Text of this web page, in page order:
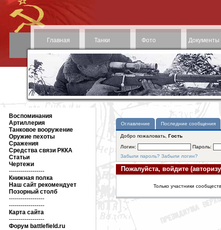
Главная Танки Фото Документы
Воспоминания
Артиллерия
Танковое вооружение
Оружие пехоты
Сражения
Средства связи РККА
Статьи
Чертежи
------------------
Книжная полка
Наш сайт рекомендует
Позорный столб
------------------
------------------
Карта сайта
------------------
Форум battlefield.ru
Оглавление Последние сообщения
Добро пожаловать, Гость
Логин:
Пароль:
Забыли пароль? Забыли логин?
Пожалуйста, войдите
Только участники